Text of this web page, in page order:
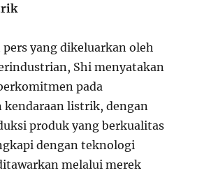
yang dikeluarkan oleh
Shi menyatakan
pada
kendaraan listrik, dengan
produk yang berkualitas
dengan teknologi
melalui merek